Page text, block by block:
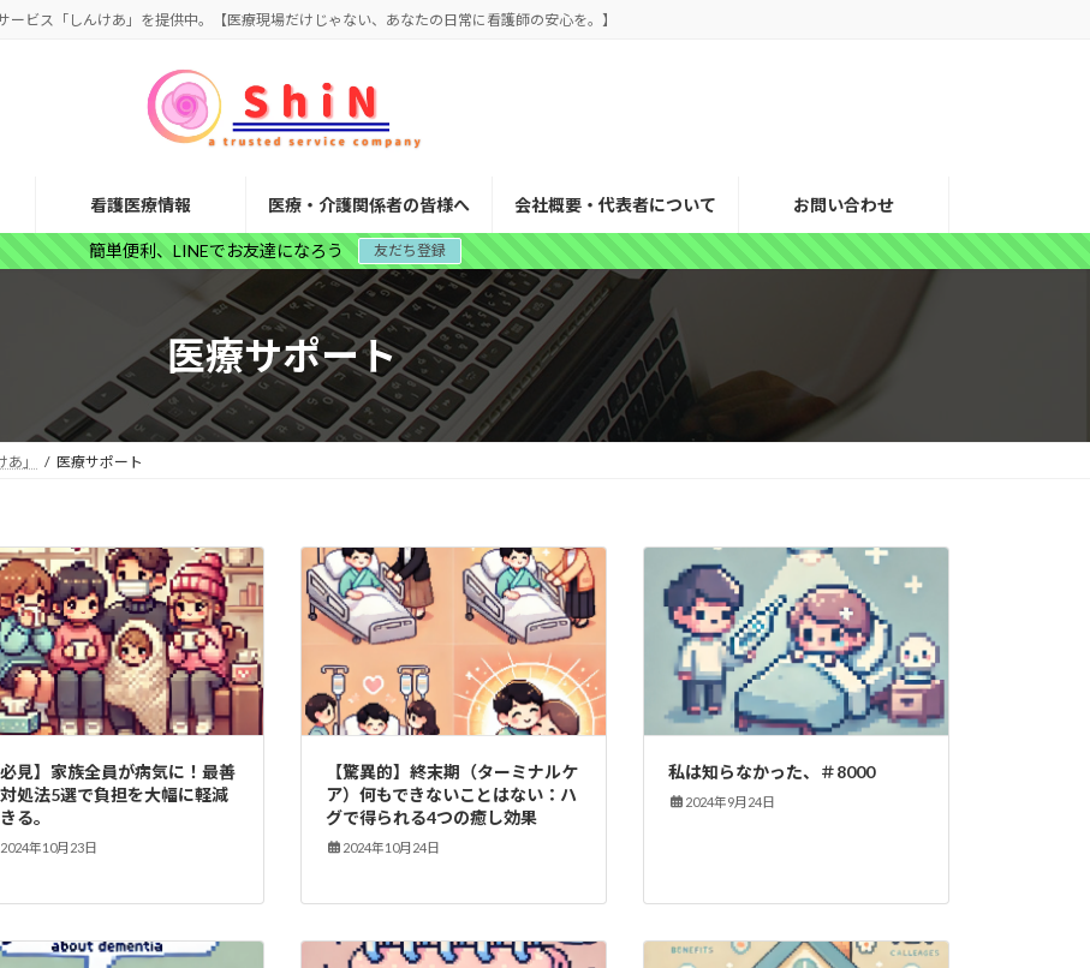
ービス「しんけあ」を提供中。【医療現場だけじゃない、あなたの日常に看護師の安心を。】
看護医療情報 医療・介護関係者の皆様へ 会社概要・代表者について お問い合わせ
簡単便利、LINEでお友達になろう 友だち登録
医療サポート
」 医療サポート
必見】家族全員が病気に！最善
処法5選で負担を大幅に軽減
る。
2024年10月23日
【驚異的】終末期（ターミナルケ
ア）何もできないことはない：ハ
グで得られる4つの癒し効果
2024年10月24日
私は知らなかった、＃8000
2024年9月24日